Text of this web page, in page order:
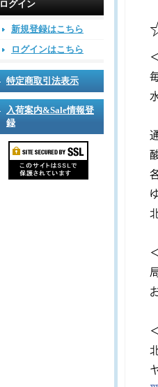
ログイン
新規登録はこちら
ログインはこちら
特定商取引法表示
入荷案内&Sale情報登
録